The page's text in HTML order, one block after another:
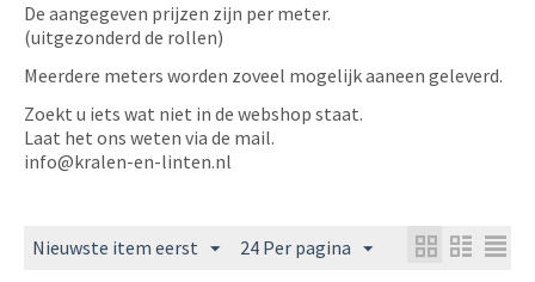
De aangegeven prijzen zijn per meter.
(uitgezonderd de rollen)
Meerdere meters worden zoveel mogelijk aaneen geleverd.
Zoekt u iets wat niet in de webshop staat.
Laat het ons weten via de mail.
info@kralen-en-linten.nl
Nieuwste item eerst 24 Per pagina